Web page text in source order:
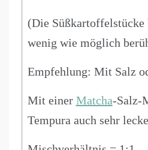
(Die Süßkartoffelstücke
wenig wie möglich
Empfehlung: Mit Salz
Mit einer Matcha-Salz-
Tempura auch sehr